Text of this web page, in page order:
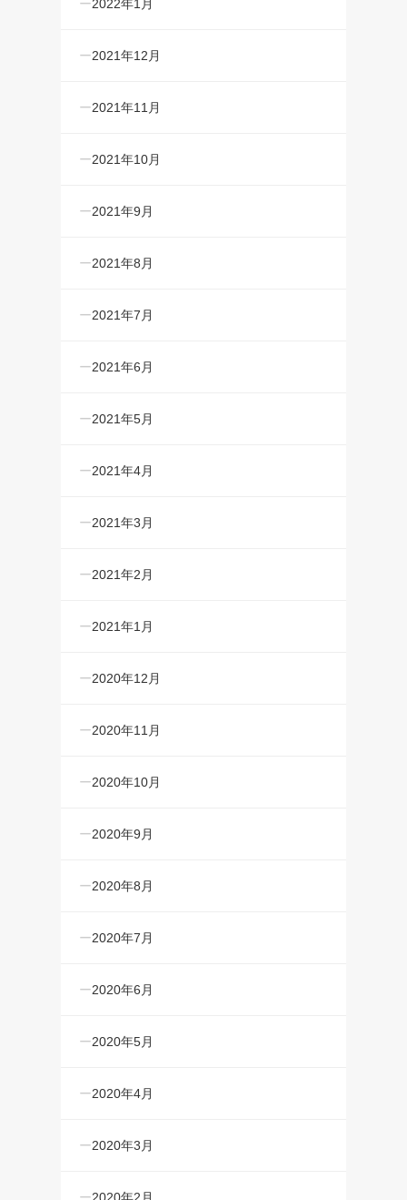
2022年1月
2021年12月
2021年11月
2021年10月
2021年9月
2021年8月
2021年7月
2021年6月
2021年5月
2021年4月
2021年3月
2021年2月
2021年1月
2020年12月
2020年11月
2020年10月
2020年9月
2020年8月
2020年7月
2020年6月
2020年5月
2020年4月
2020年3月